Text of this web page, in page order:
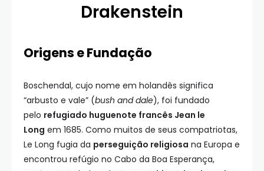
Drakenstein
Origens e Fundação
Boschendal, cujo nome em holandês significa
“arbusto e vale” (bush and dale), foi fundado
pelo refugiado huguenote francês Jean le
Long em 1685. Como muitos de seus compatriotas,
Le Long fugia da perseguição religiosa na Europa e
encontrou refúgio no Cabo da Boa Esperança,